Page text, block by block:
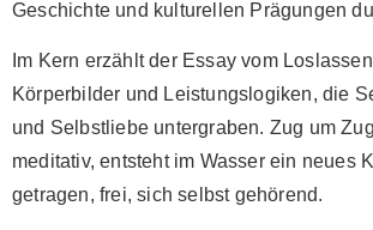
Geschichte und kulturellen Prägungen
Im Kern erzählt der Essay vom
Körperbilder und Leistungslogiken, die
und Selbstliebe untergraben. Zug um
meditativ, entsteht im Wasser ein neues
getragen, frei, sich selbst gehörend.